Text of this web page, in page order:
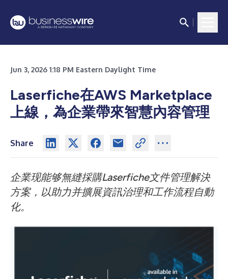
Jun 3, 2026 1:18 PM Eastern Daylight Time
Laserfiche在AWS Marketplace
上線，為企業帶來智慧內容管理
Share
企業现能够無縫採購Laserfiche文件管理解決
方案，以助力并擴展資訊治理和工作流程自動
化。